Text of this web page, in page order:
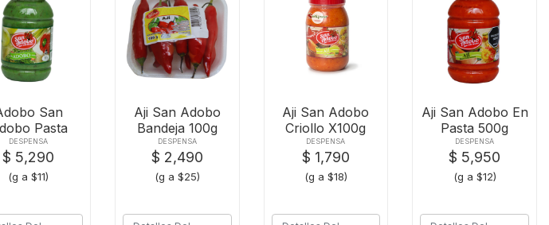
San
Pasta
X500g
DESPENSA
$ 5,290
(g a $11)
Aji San Adobo
Bandeja 100g
DESPENSA
$ 2,490
(g a $25)
Aji San Adobo
Criollo X100g
DESPENSA
$ 1,790
(g a $18)
Aji San Adobo En
Pasta 500g
DESPENSA
$ 5,950
(g a $12)